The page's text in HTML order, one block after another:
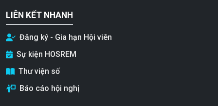
LIÊN KẾT NHANH
Đăng ký - Gia hạn Hội viên
Sự kiện HOSREM
Thư viện số
Báo cáo hội nghị